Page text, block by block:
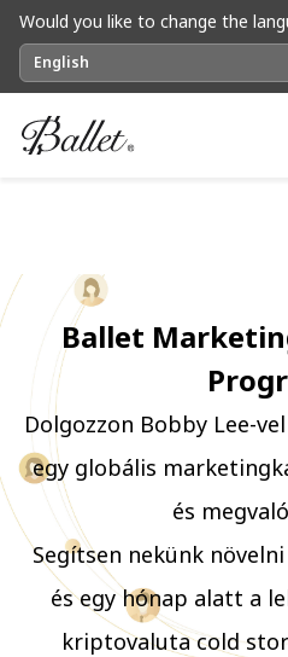
Would you like to change the
English
Ballet
Dolgozzon Bobby Lee-
egy globális
és
Segítsen nekünk
és egy hónap alatt a
kriptovaluta cold